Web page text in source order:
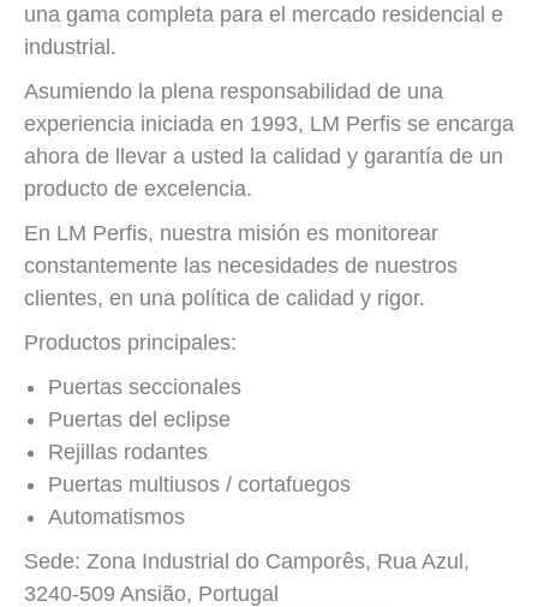
una gama completa para el mercado residencial e
industrial.
Asumiendo la plena responsabilidad de una
experiencia iniciada en 1993, LM Perfis se encarga
ahora de llevar a usted la calidad y garantía de un
producto de excelencia.
En LM Perfis, nuestra misión es monitorear
constantemente las necesidades de nuestros
clientes, en una política de calidad y rigor.
Productos principales:
Puertas seccionales
Puertas del eclipse
Rejillas rodantes
Puertas multiusos / cortafuegos
Automatismos
Sede: Zona Industrial do Camporês, Rua Azul,
3240-509 Ansião, Portugal